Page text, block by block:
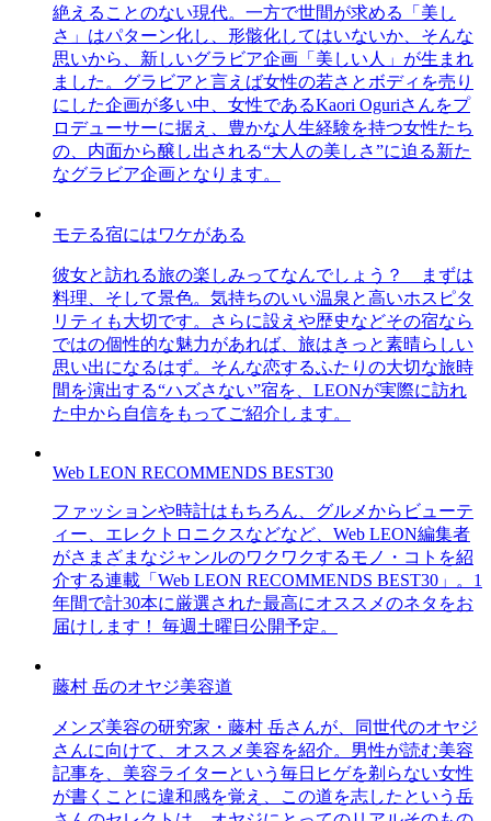
絶えることのない現代。一方で世間が求める「美し
さ」はパターン化し、形骸化してはいないか、そんな
思いから、新しいグラビア企画「美しい人」が生まれ
ました。グラビアと言えば女性の若さとボディを売り
にした企画が多い中、女性であるKaori Oguriさんをプ
ロデューサーに据え、豊かな人生経験を持つ女性たち
の、内面から醸し出される“大人の美しさ”に迫る新た
なグラビア企画となります。
モテる宿にはワケがある
彼女と訪れる旅の楽しみってなんでしょう？ まずは
料理、そして景色。気持ちのいい温泉と高いホスピタ
リティも大切です。さらに設えや歴史などその宿なら
ではの個性的な魅力があれば、旅はきっと素晴らしい
思い出になるはず。そんな恋するふたりの大切な旅時
間を演出する“ハズさない”宿を、LEONが実際に訪れ
た中から自信をもってご紹介します。
Web LEON RECOMMENDS BEST30
ファッションや時計はもちろん、グルメからビューテ
ィー、エレクトロニクスなどなど、Web LEON編集者
がさまざまなジャンルのワクワクするモノ・コトを紹
介する連載「Web LEON RECOMMENDS BEST30」。1
年間で計30本に厳選された最高にオススメのネタをお
届けします！ 毎週土曜日公開予定。
藤村 岳のオヤジ美容道
メンズ美容の研究家・藤村 岳さんが、同世代のオヤジ
さんに向けて、オススメ美容を紹介。男性が読む美容
記事を、美容ライターという毎日ヒゲを剃らない女性
が書くことに違和感を覚え、この道を志したという岳